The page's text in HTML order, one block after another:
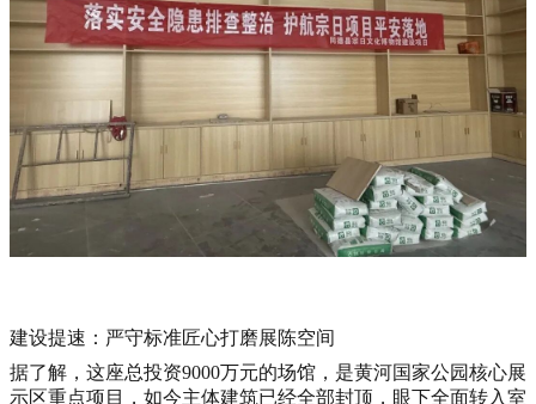
建设提速：严守标准匠心打磨展陈空间
据了解，这座总投资9000万元的场馆，是黄河国家公园核心展
示区重点项目，如今主体建筑已经全部封顶，眼下全面转入室